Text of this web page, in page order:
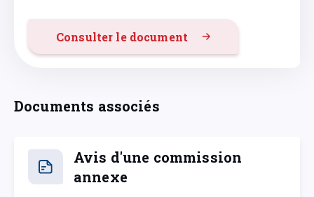
Consulter le document
Documents associés
Avis d'une commission
annexe